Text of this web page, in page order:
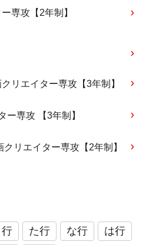
専攻【2年制】
リエイター専攻【3年制】
ー専攻 【3年制】
リエイター専攻【2年制】
行 た行 な行
は行